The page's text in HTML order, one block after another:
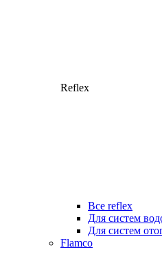
Reflex
Все reflex
Для систем
Для систем
Flamco